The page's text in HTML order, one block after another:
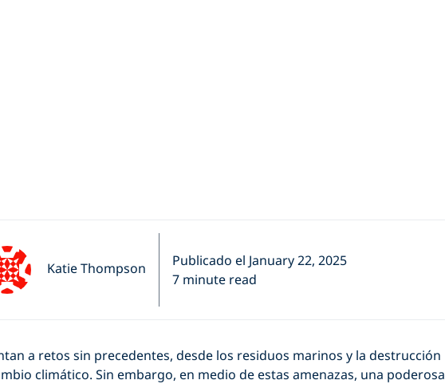
Katie Thompson
Publicado el January 22, 2025
7 minute read
a retos sin precedentes, desde los residuos marinos y la destrucción
climático. Sin embargo, en medio de estas amenazas, una poderosa